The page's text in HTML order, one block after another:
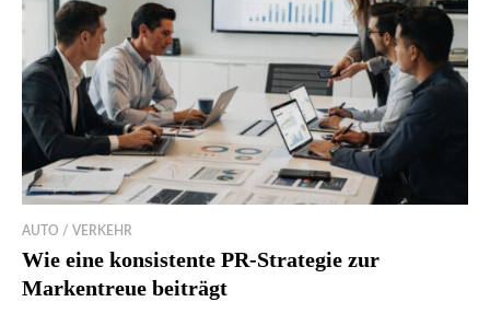
AUTO / VERKEHR
Wie eine konsistente PR-Strategie zur
Markentreue beiträgt